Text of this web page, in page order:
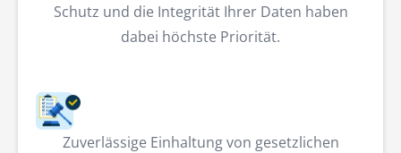
Schutz und die Integrität Ihrer Daten haben
dabei höchste Priorität.
Zuverlässige Einhaltung von gesetzlichen